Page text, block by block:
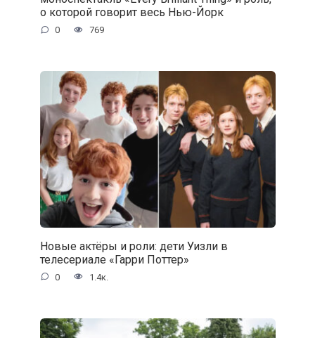
о которой говорит весь Нью-Йорк
0 769
Новые актёры и роли: дети Уизли в
телесериале «Гарри Поттер»
0 1.4к.